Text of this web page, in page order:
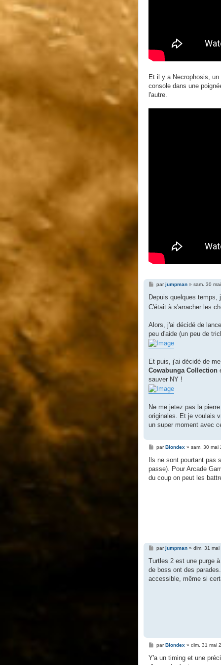
Et il y a Necrophosis,
console dans une
l'autre.
M
s
s
a
parjumpman» sam. 30
Depuis quelques temps,
C'était à s'arracher les
Alors, j'ai décidé de
peu d'aide (un peu de
Et puis, j'ai décidé de
Cowabunga Collection
sauver NY !
Ne me jetez pas la
originales. Et je voulais
un super moment avec
M
s
a
g
parBlondex » sam. 30 mai
Ils ne sont pourtant pas
passe). Pour Arcade
du coup on peut les
M
s
a
g
parjumpman» dim. 31 mai
Turtles 2 est une purge
de boss ont des
accessible, même si
M
s
parBlondex » dim. 31 mai
Y'a un timing et une